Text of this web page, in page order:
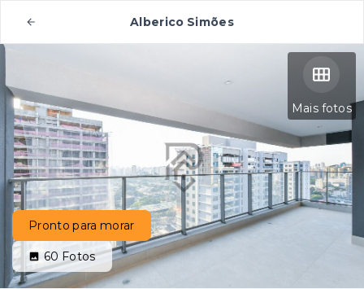
Alberico Simões
Mais fotos
Pronto para morar
60 Fotos